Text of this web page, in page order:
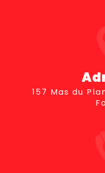
157 Mas du Plan, 26190 La Motte-